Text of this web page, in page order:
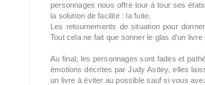
personnages nous offre tour à tour ses
la solution de facilité : la fuite.
Les retournements de situation pour
Tout cela ne fait que sonner le glas d'un
Au final, les personnages sont fades et
émotions décrites par Judy Astley, elles
un livre à éviter au possible sauf si vous